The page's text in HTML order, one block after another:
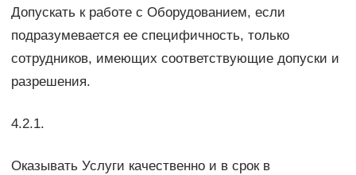
Допускать к работе с Оборудованием, если
подразумевается ее специфичность, только
сотрудников, имеющих соответствующие допуски и
разрешения.
4.2.1.
Оказывать Услуги качественно и в срок в